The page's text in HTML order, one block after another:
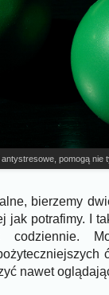
antystresowe, pomogą nie
bierzemy
jak potrafimy. I
codziennie.
nawet